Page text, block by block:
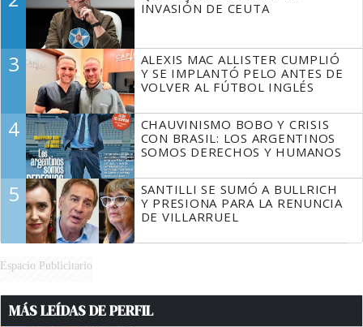
INVASIÓN DE CEUTA
3
ALEXIS MAC ALLISTER CUMPLIÓ
Y SE IMPLANTÓ PELO ANTES DE
VOLVER AL FÚTBOL INGLÉS
4
CHAUVINISMO BOBO Y CRISIS
CON BRASIL: LOS ARGENTINOS
SOMOS DERECHOS Y HUMANOS
5
SANTILLI SE SUMÓ A BULLRICH
Y PRESIONA PARA LA RENUNCIA
DE VILLARRUEL
Espacio Publicitario
MÁS LEÍDAS DE PERFIL